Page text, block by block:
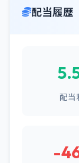
配当履歴
配当
-